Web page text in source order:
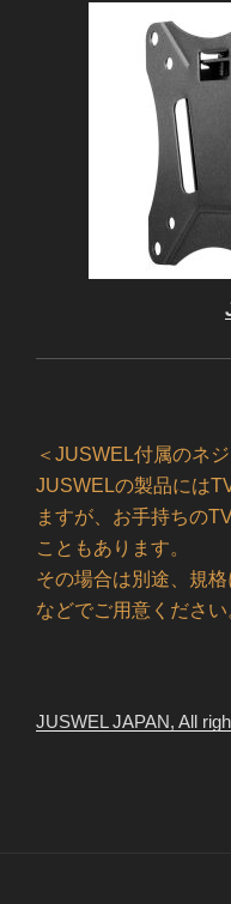
＜JUSWEL付属のネ
JUSWELの製品には
ますが、お手持ちの
こともあります。
その場合は別途、規
などでご用意ください
JUSWEL JAPAN, All